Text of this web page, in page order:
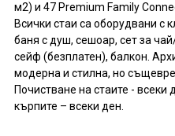
м2) и 47 Premium Family
Всички стаи са оборудвани с
баня с душ, сешоар, сет за
сейф (безплатен), балкон.
модерна и стилна, но
Почистване на стаите - всеки
кърпите – всеки ден.